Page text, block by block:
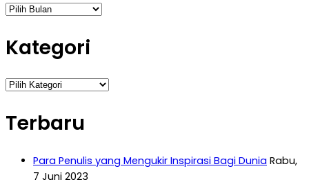
Arsip
Kategori
Kategori
Terbaru
Para Penulis yang Mengukir Inspirasi Bagi Dunia Rabu,
7 Juni 2023